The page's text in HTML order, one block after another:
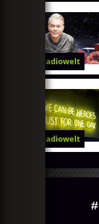
Radiowelt
Radiowelt